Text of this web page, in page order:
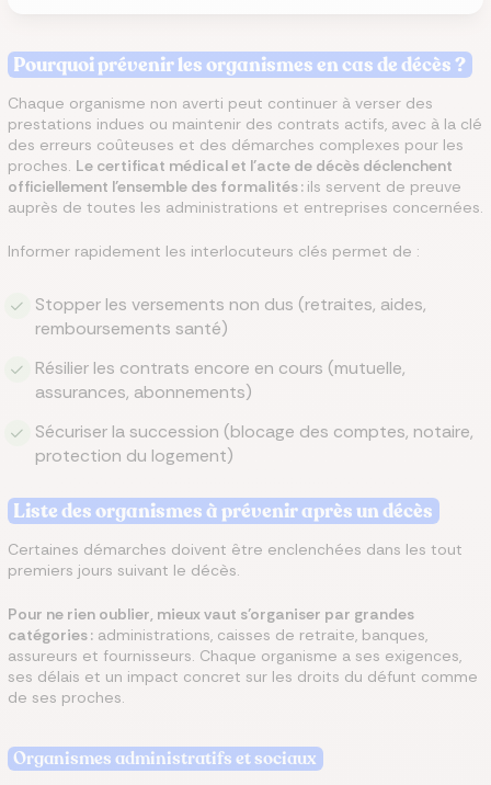
Pourquoi prévenir les organismes en cas de décès ?
Chaque organisme non averti peut continuer à verser des
prestations indues ou maintenir des contrats actifs, avec à la clé
des erreurs coûteuses et des démarches complexes pour les
proches. Le certificat médical et l’acte de décès déclenchent
officiellement l’ensemble des formalités : ils servent de preuve
auprès de toutes les administrations et entreprises concernées.
Informer rapidement les interlocuteurs clés permet de :
Stopper les versements non dus (retraites, aides,
remboursements santé)
Résilier les contrats encore en cours (mutuelle,
assurances, abonnements)
Sécuriser la succession (blocage des comptes, notaire,
protection du logement)
Liste des organismes à prévenir après un décès
Certaines démarches doivent être enclenchées dans les tout
premiers jours suivant le décès.
Pour ne rien oublier, mieux vaut s’organiser par grandes
catégories : administrations, caisses de retraite, banques,
assureurs et fournisseurs. Chaque organisme a ses exigences,
ses délais et un impact concret sur les droits du défunt comme
de ses proches.
Organismes administratifs et sociaux